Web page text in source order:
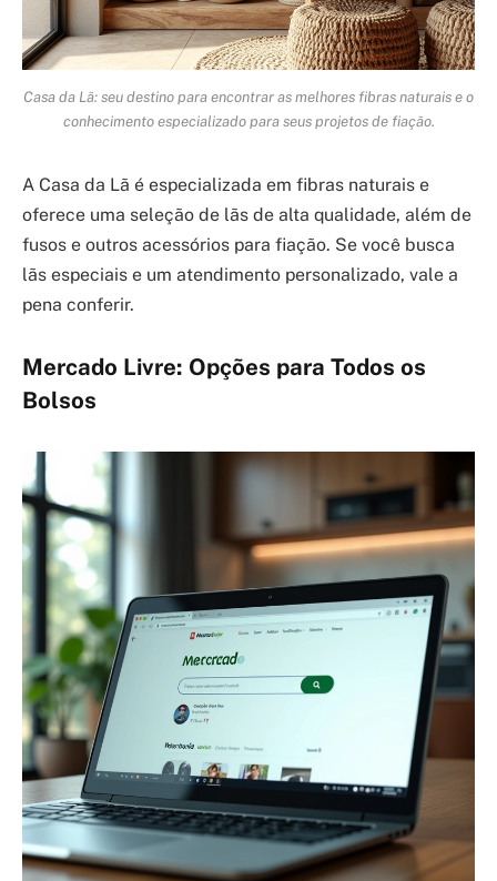
Casa da Lã: seu destino para encontrar as melhores fibras naturais e o
conhecimento especializado para seus projetos de fiação.
A Casa da Lã é especializada em fibras naturais e
oferece uma seleção de lãs de alta qualidade, além de
fusos e outros acessórios para fiação. Se você busca
lãs especiais e um atendimento personalizado, vale a
pena conferir.
Mercado Livre: Opções para Todos os
Bolsos